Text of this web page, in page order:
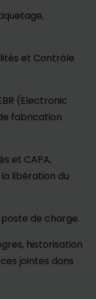
et Contrôle
(Electronic
fabrication
et CAPA,
libération du
de charge.
historisation
jointes dans